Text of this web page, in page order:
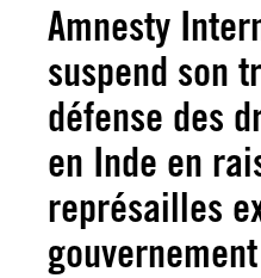
Amnesty
suspend son
défense des
en Inde en
représailles